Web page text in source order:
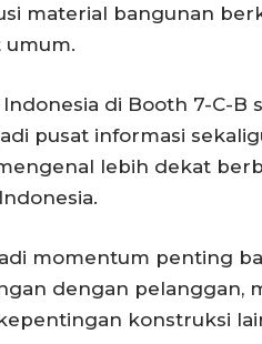
material bangunan
umum.
di Booth 7-C-B
pusat informasi
lebih dekat
momentum penting
dengan pelanggan,
konstruksi